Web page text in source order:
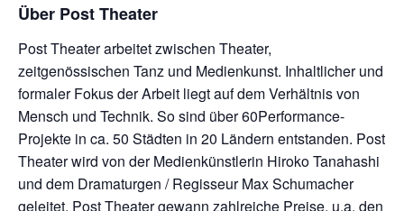
Über Post Theater
Post Theater arbeitet zwischen Theater,
zeitgenössischen Tanz und Medienkunst. Inhaltlicher und
formaler Fokus der Arbeit liegt auf dem Verhältnis von
Mensch und Technik. So sind über 60Performance-
Projekte in ca. 50 Städten in 20 Ländern entstanden. Post
Theater wird von der Medienkünstlerin Hiroko Tanahashi
und dem Dramaturgen / Regisseur Max Schumacher
geleitet. Post Theater gewann zahlreiche Preise, u.a. den